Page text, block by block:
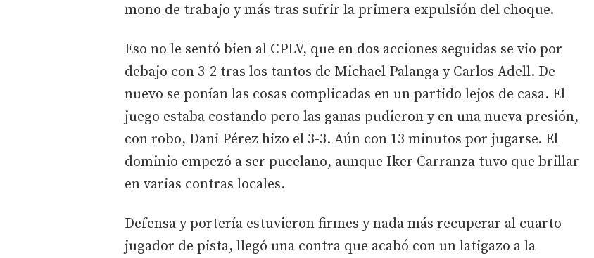
mono de trabajo y más tras sufrir la primera expulsión del choque.
Eso no le sentó bien al CPLV, que en dos acciones seguidas se vio por
debajo con 3-2 tras los tantos de Michael Palanga y Carlos Adell. De
nuevo se ponían las cosas complicadas en un partido lejos de casa. El
juego estaba costando pero las ganas pudieron y en una nueva presión,
con robo, Dani Pérez hizo el 3-3. Aún con 13 minutos por jugarse. El
dominio empezó a ser pucelano, aunque Iker Carranza tuvo que brillar
en varias contras locales.
Defensa y portería estuvieron firmes y nada más recuperar al cuarto
jugador de pista, llegó una contra que acabó con un latigazo a la